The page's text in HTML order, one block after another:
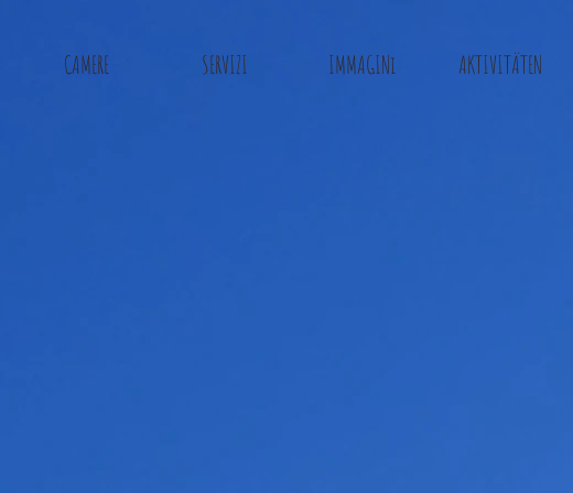
CAMERE SERVIZI IMMAGINi AKTIVITÄTEN